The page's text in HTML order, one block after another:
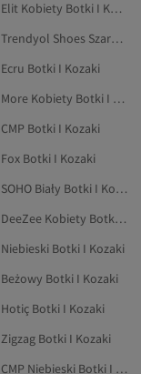
Elit Kobiety Botki I Kozaki
Trendyol Shoes Szary Botki I Kozaki
Ecru Botki I Kozaki
More Kobiety Botki I Kozaki
CMP Botki I Kozaki
Fox Botki I Kozaki
SOHO Biały Botki I Kozaki
DeeZee Kobiety Botki I Kozaki
Niebieski Botki I Kozaki
Beżowy Botki I Kozaki
Hotiç Botki I Kozaki
Zigzag Botki I Kozaki
CMP Niebieski Botki I Kozaki